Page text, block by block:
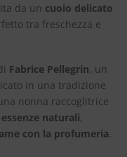
da un cuoio delicato
tra freschezza e
Fabrice Pellegrin, un
in una tradizione
nonna raccoglitrice
essenze naturali,
con la profumeria.